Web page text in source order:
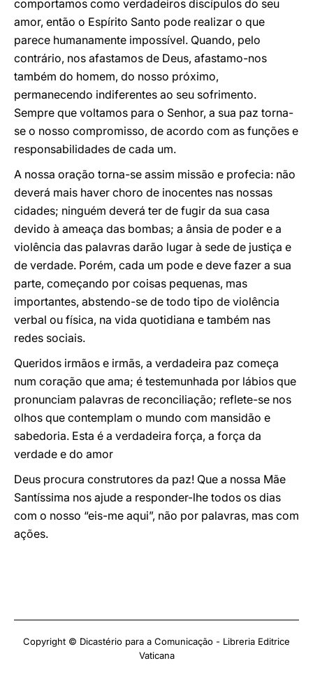
comportamos como verdadeiros discípulos do seu
amor, então o Espírito Santo pode realizar o que
parece humanamente impossível. Quando, pelo
contrário, nos afastamos de Deus, afastamo-nos
também do homem, do nosso próximo,
permanecendo indiferentes ao seu sofrimento.
Sempre que voltamos para o Senhor, a sua paz torna-
se o nosso compromisso, de acordo com as funções e
responsabilidades de cada um.
A nossa oração torna-se assim missão e profecia: não
deverá mais haver choro de inocentes nas nossas
cidades; ninguém deverá ter de fugir da sua casa
devido à ameaça das bombas; a ânsia de poder e a
violência das palavras darão lugar à sede de justiça e
de verdade. Porém, cada um pode e deve fazer a sua
parte, começando por coisas pequenas, mas
importantes, abstendo-se de todo tipo de violência
verbal ou física, na vida quotidiana e também nas
redes sociais.
Queridos irmãos e irmãs, a verdadeira paz começa
num coração que ama; é testemunhada por lábios que
pronunciam palavras de reconciliação; reflete-se nos
olhos que contemplam o mundo com mansidão e
sabedoria. Esta é a verdadeira força, a força da
verdade e do amor
Deus procura construtores da paz! Que a nossa Mãe
Santíssima nos ajude a responder-lhe todos os dias
com o nosso “eis-me aqui”, não por palavras, mas com
ações.
Copyright © Dicastério para a Comunicação - Libreria Editrice
Vaticana